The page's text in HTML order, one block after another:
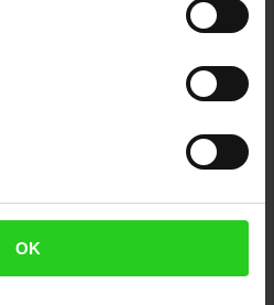
OK
Signale für klare Hinweise ohne
beim Fahrtbeginn
mit Smartphone (iOS 18+,
Karten-Update erforderlich
Verkehrs-Assistent, USB-
Anleitung